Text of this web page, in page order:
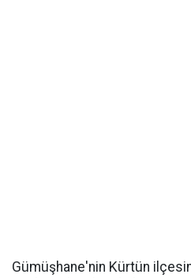
Gümüşhane'nin Kürtün